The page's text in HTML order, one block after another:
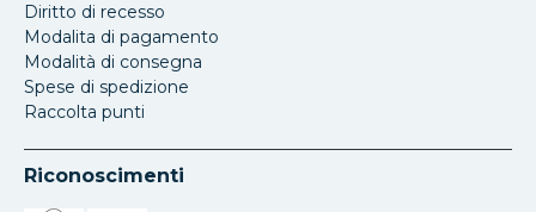
Diritto di recesso
Modalita di pagamento
Modalità di consegna
Spese di spedizione
Raccolta punti
Riconoscimenti